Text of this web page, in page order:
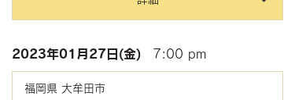
2023年01月27日(金) 7:00 pm
福岡県 大牟田市